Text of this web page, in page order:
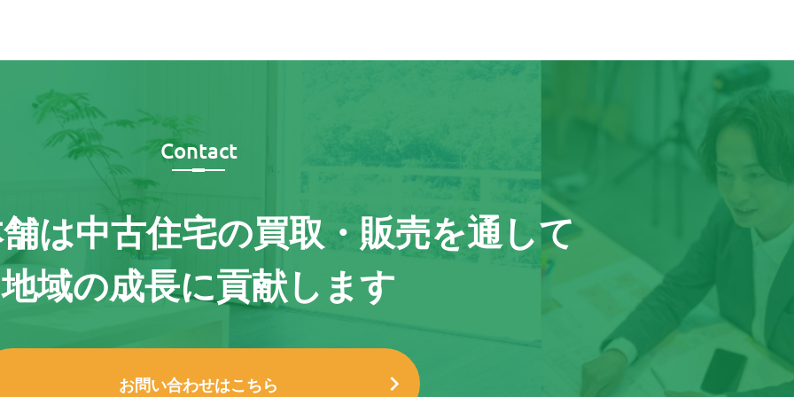
Contact
は中古住宅の買取・販売を通して
地域の成長に貢献します
お問い合わせはこちら